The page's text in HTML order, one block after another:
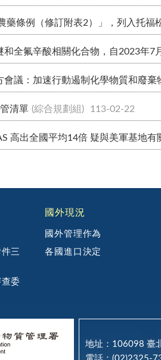
藥條例（修訂附表2）」，列入托福
和全氟辛酸相關化合物，自2023年7
會議：加速行動遏制化學物質和廢棄
清單 (綜合規劃組) 113-02-22
高出全國平均14倍 疑與美軍基地有
三
委
國外現況
國外管理作為
各國進口決定
地址：106098 臺